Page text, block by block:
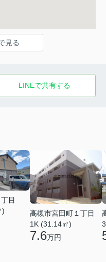
見る
LINEで共有する
目
)
高槻市宮田町１丁目
1K (31.14㎡)
7.6万円